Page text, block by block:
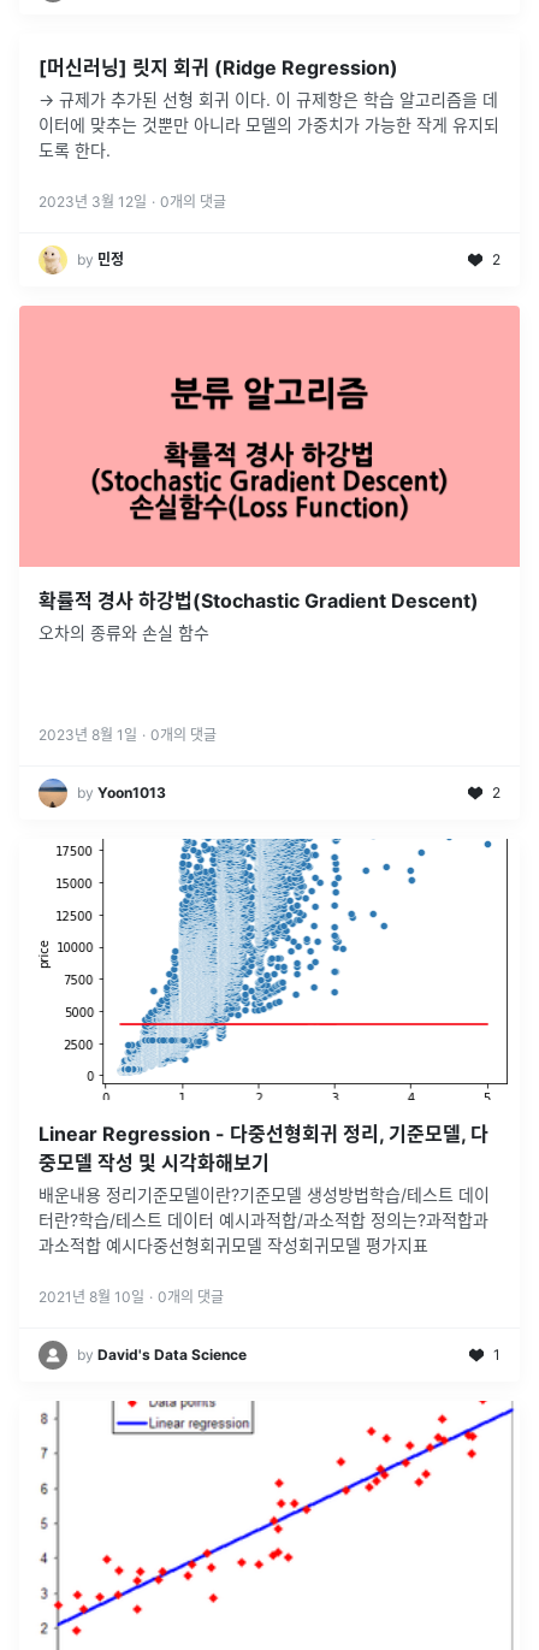
[머신러닝] 릿지 회귀 (Ridge Regression)
→ 규제가 추가된 선형 회귀 이다. 이 규제항은 학습 알고리즘을 데
이터에 맞추는 것뿐만 아니라 모델의 가중치가 가능한 작게 유지되
도록 한다.
2023년 3월 12일 · 0개의 댓글
by 민정 2
확률적 경사 하강법(Stochastic Gradient Descent)
오차의 종류와 손실 함수
2023년 8월 1일 · 0개의 댓글
by Yoon1013 2
Linear Regression - 다중선형회귀 정리, 기준모델, 다
중모델 작성 및 시각화해보기
배운내용 정리기준모델이란?기준모델 생성방법학습/테스트 데이
터란?학습/테스트 데이터 예시과적합/과소적합 정의는?과적합과
과소적합 예시다중선형회귀모델 작성회귀모델 평가지표
2021년 8월 10일 · 0개의 댓글
by David's Data Science 1